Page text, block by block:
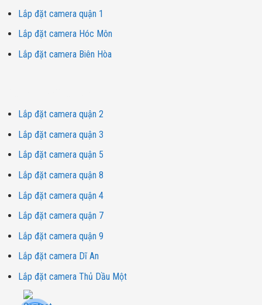
Lắp đặt camera quận 1
Lắp đặt camera Hóc Môn
Lắp đặt camera Biên Hòa
Lắp đặt camera quận 2
Lắp đặt camera quận 3
Lắp đặt camera quận 5
Lắp đặt camera quận 8
Lắp đặt camera quận 4
Lắp đặt camera quận 7
Lắp đặt camera quận 9
Lắp đặt camera Dĩ An
Lắp đặt camera Thủ Dầu Một